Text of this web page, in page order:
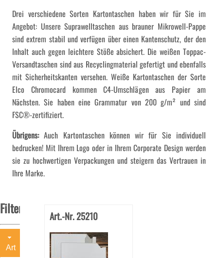
Drei verschiedene Sorten Kartontaschen haben wir für Sie im
Angebot: Unsere Suprawelltaschen aus brauner Mikrowell-Pappe
sind extrem stabil und verfügen über einen Kantenschutz, der den
Inhalt auch gegen leichtere Stöße absichert. Die weißen Toppac-
Versandtaschen sind aus Recyclingmaterial gefertigt und ebenfalls
mit Sicherheitskanten versehen. Weiße Kartontaschen der Sorte
Elco Chromocard kommen C4-Umschlägen aus Papier am
Nächsten. Sie haben eine Grammatur von 200 g/m² und sind
FSC®-zertifiziert.
Übrigens:Auch Kartontaschen können wir für Sie individuell
bedrucken! Mit Ihrem Logo oder in Ihrem Corporate Design werden
sie zu hochwertigen Verpackungen und steigern das Vertrauen in
Ihre Marke.
Filter
Art
Art.-Nr. 25210